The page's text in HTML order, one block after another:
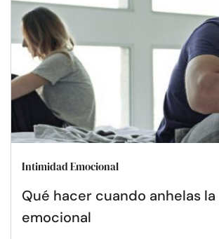
Intimidad Emocional
Qué hacer cuando anhelas
emocional